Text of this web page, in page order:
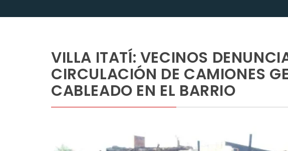
VILLA ITATÍ: VECINOS
CIRCULACIÓN DE CAMIONES
CABLEADO EN EL BARRIO